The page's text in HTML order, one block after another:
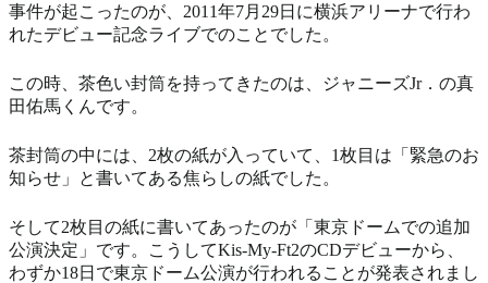
事件が起こったのが、2011年7月29日に横浜アリーナで行わ
れたデビュー記念ライブでのことでした。
この時、茶色い封筒を持ってきたのは、ジャニーズJr．の真
田佑馬くんです。
茶封筒の中には、2枚の紙が入っていて、1枚目は「緊急のお
知らせ」と書いてある焦らしの紙でした。
そして2枚目の紙に書いてあったのが「東京ドームでの追加
公演決定」です。こうしてKis-My-Ft2のCDデビューから、
わずか18日で東京ドーム公演が行われることが発表されまし